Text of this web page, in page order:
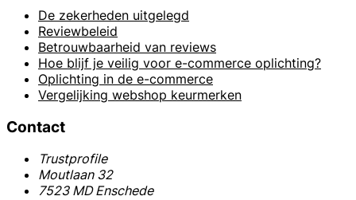
De zekerheden uitgelegd
Reviewbeleid
Betrouwbaarheid van reviews
Hoe blijf je veilig voor e-commerce oplichting?
Oplichting in de e-commerce
Vergelijking webshop keurmerken
Contact
Trustprofile
Moutlaan 32
7523 MD Enschede